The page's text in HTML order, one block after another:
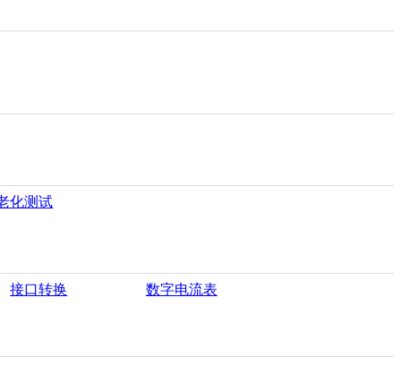
化测试
接口转换 数字电流表